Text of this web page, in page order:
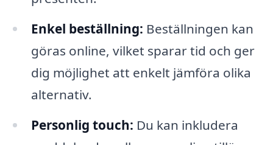
Enkel beställning: Beställningen kan
göras online, vilket sparar tid och ger
dig möjlighet att enkelt jämföra olika
alternativ.
Personlig touch: Du kan inkludera